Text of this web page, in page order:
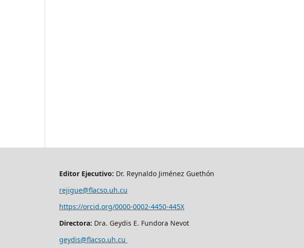
Editor Ejecutivo: Dr. Reynaldo Jiménez Guethón
rejigue@flacso.uh.cu
https://orcid.org/0000-0002-4450-445X
Directora: Dra. Geydis E. Fundora Nevot
geydis@flacso.uh.cu